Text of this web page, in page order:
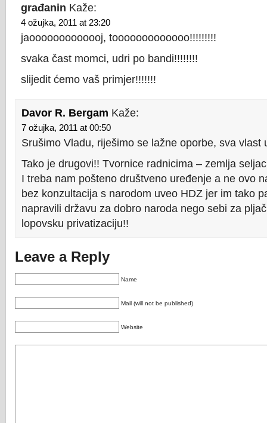
građanin Kaže:
4 ožujka, 2011 at 23:20
jaooooooooooooj, tooooooooooooo!!!!!!!!!
svaka čast momci, udri po bandi!!!!!!!!
slijedit ćemo vaš primjer!!!!!!!
Davor R. Bergam Kaže:
7 ožujka, 2011 at 00:50
Srušimo Vladu, riješimo se lažne oporbe, sva vlast
Tako je drugovi!! Tvornice radnicima – zemlja
I treba nam pošteno društveno uređenje a ne ovo
bez konzultacija s narodom uveo HDZ jer im tako
napravili državu za dobro naroda nego sebi za
lopovsku privatizaciju!!
Leave a Reply
Name
Mail (will not be published)
Website